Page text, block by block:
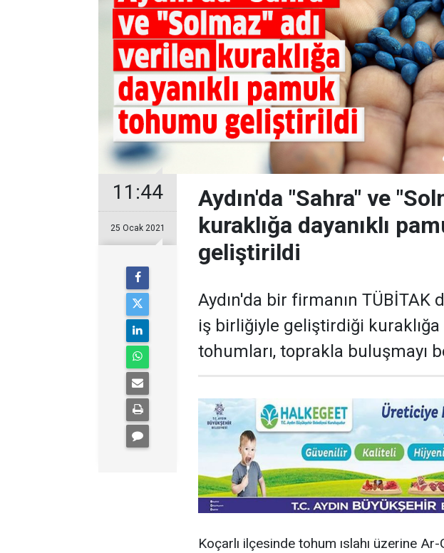
11:44
25 Ocak 2021
Aydın'da "Sahra" ve
kuraklığa dayanıklı
geliştirildi
Aydın'da bir firmanın TÜBİTAK
iş birliğiyle geliştirdiği kuraklığa
tohumları, toprakla buluşmayı
Koçarlı ilçesinde tohum ıslahı üzerine Ar-